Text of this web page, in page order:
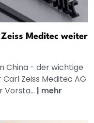
Meditec weiter
China - der wichtige
Zeiss Meditec AG
Vorsta... | mehr